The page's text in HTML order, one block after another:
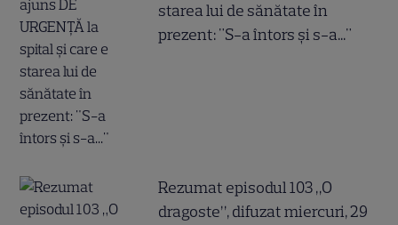
starea lui de sănătate în
prezent: "S-a întors și s-a..."
Rezumat episodul 103 „O
dragoste”, difuzat miercuri, 29